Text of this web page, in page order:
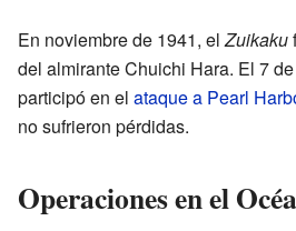
En noviembre de 1941, elZuikaku
del almirante Chuichi Hara. El 7
participó en el ataque a Pearl
no sufrieron pérdidas.
Operaciones en el